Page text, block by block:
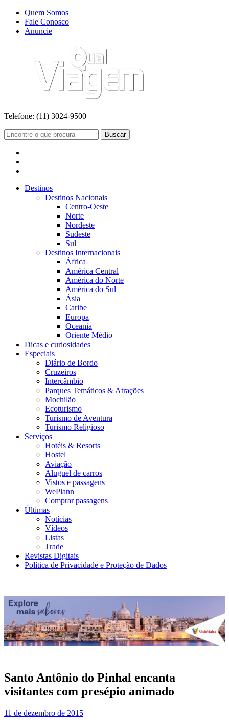
Quem Somos
Fale Conosco
Anuncie
Telefone: (11) 3024-9500
Buscar
Destinos
Destinos Nacionais
Centro-Oeste
Norte
Nordeste
Sudeste
Sul
Destinos Internacionais
África
América Central
América do Norte
América do Sul
Ásia
Caribe
Europa
Oceania
Oriente Médio
Dicas e curiosidades
Especiais
Diário de Bordo
Cruzeiros
Intercâmbio
Parques Temáticos & Atrações
Mochilão
Ecoturismo
Turismo de Aventura
Turismo Religioso
Serviços
Hotéis & Resorts
Hostel
Aviação
Aluguel de carros
Vistos e passagens
WePlann
Comprar passagens
Últimas
Notícias
Vídeos
Listas
Trade
Revistas Digitais
Política de Privacidade e Proteção de Dados
Santo Antônio do Pinhal encanta
visitantes com presépio animado
11 de dezembro de 2015